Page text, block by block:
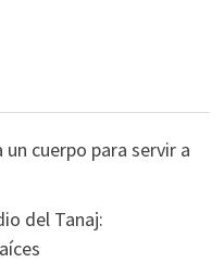
cuerpo para servir a
del Tanaj: